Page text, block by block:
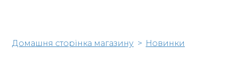
Домашня сторінка магазину Новинки